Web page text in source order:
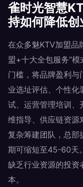
雀时光智慧
持如何降低创
在众多魅KTV加盟品
盟+十大全包服务”
门槛，将品牌盈利
业选址评估、个性化
试、运营管理培训、
维指导、供应链资源
复杂筹建团队，总部
期可缩短至45-60天
缺乏行业资源的投资
本。